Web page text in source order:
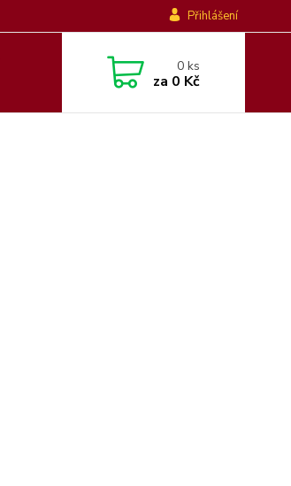
Přihlášení
0ks
za 0 Kč